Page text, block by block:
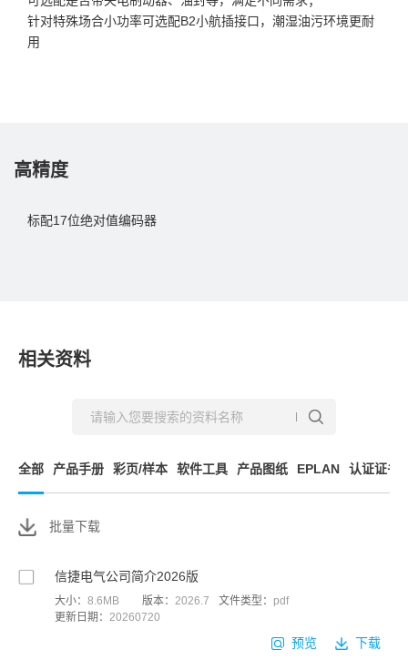
针对特殊场合小功率可选配B2小航插接口，潮湿油污环境更耐
用
高精度
标配17位绝对值编码器
相关资料
全部 产品手册 彩页/样本 软件工具 产品图纸 EPLAN 认证证书
批量下载
预览 下载
信捷电气公司简介2026版
大小： 8.6MB 版本： 2026.7 文件类型： pdf
更新日期： 20260720